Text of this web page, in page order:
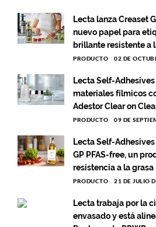
Lecta lanza Creaset
nuevo papel para
brillante resistente a
PRODUCTO 02 DE
Lecta Self-
materiales fílmicos
Adestor Clear on
PRODUCTO 09 DE
Lecta Self-
GP PFAS-free, un
resistencia a la grasa
PRODUCTO 21 DE JULIO
Lecta trabaja por la
envasado y está